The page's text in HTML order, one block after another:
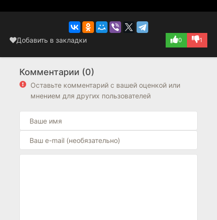
Добавить в закладки 0 1
Комментарии (0)
Оставьте комментарий с вашей оценкой или
мнением для других пользователей